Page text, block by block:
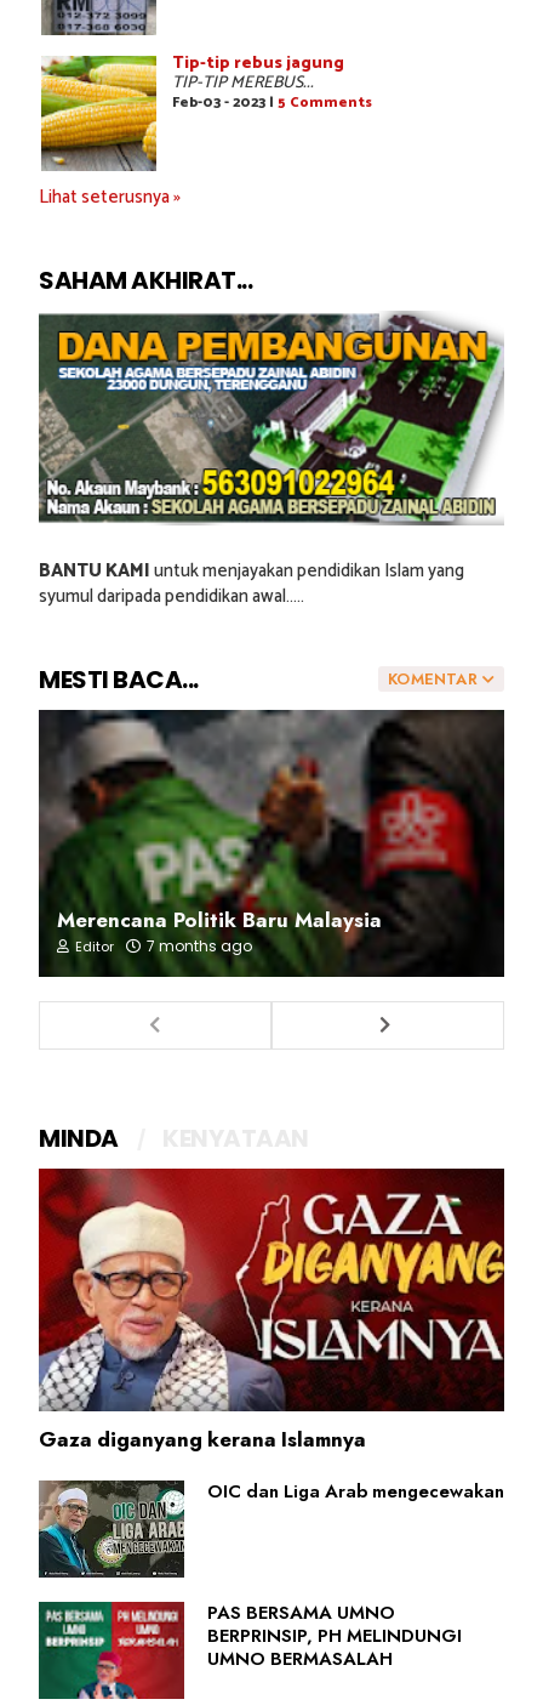
Tip-tip rebus jagung
TIP-TIP MEREBUS...
Feb-03 - 2023 | 5 Comments
Lihat seterusnya »
SAHAM AKHIRAT...
BANTU KAMIuntuk menjayakan pendidikan Islam yang
syumul daripada pendidikan awal.....
KOMENTAR
MESTI BACA...
Merencana Politik Baru Malaysia
Editor 7 months ago
MINDA
Gaza diganyang kerana Islamnya
OIC dan Liga Arab mengecewakan
PAS BERSAMA UMNO
BERPRINSIP, PH MELINDUNGI
UMNO BERMASALAH